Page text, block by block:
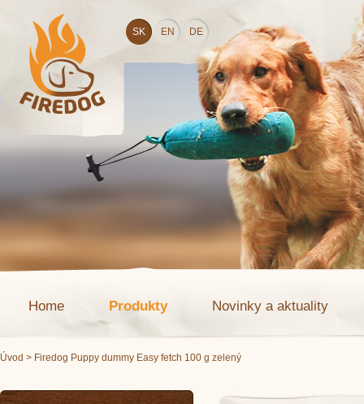
SK EN DE
Home Produkty Novinky a aktuality
Úvod > Firedog Puppy dummy Easy fetch 100 g zelený